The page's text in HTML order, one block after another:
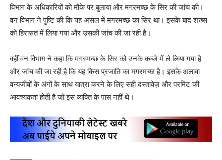
विभाग के अधिकारियों को मौके पर बुलाया और मगरमच्छ के सिर की जांच की।
वन विभाग ने पुष्टि की कि यह असल में मगरमच्छ का सिर था। इसके बाद शख्स
को हिरासत में लिया गया और उसकी जांच की जा रही है।
वहीं वन विभाग ने कहा कि मगरमच्छ के सिर को उनके कब्जे में ले लिया गया है
और जांच की जा रही है कि यह किस प्रजाति का मगरमच्छ है। इसके अलावा
वन्यजीवों के अंगों के साथ यात्रा करने के लिए सही दस्तावेज़ और परमिट की
आवश्यकता होती है जो इस व्यक्ति के पास नहीं थे।